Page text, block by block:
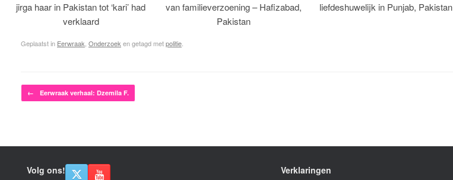
jirga haar in Pakistan tot ‘kari’ had
verklaard
van familieverzoening – Hafizabad,
Pakistan
liefdeshuwelijk in Punjab, Pakistan
Geplaatst in Eerwraak Onderzoek en getagd metpolitie
Bericht navigatie
← Eerwraak verhaal: Dzemila F.
Volg ons! Verklaringen